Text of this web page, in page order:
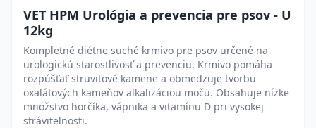
VET HPM Urológia a prevencia pre psov - U
12kg
Kompletné diétne suché krmivo pre psov určené na
urologickú starostlivosť a prevenciu. Krmivo pomáha
rozpúšťať struvitové kamene a obmedzuje tvorbu
oxalátových kameňov alkalizáciou moču. Obsahuje nízke
množstvo horčíka, vápnika a vitamínu D pri vysokej
stráviteľnosti.